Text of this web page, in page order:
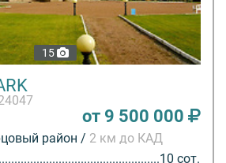
15
от 9 500 000
район / 2 км до КАД
10 сот.